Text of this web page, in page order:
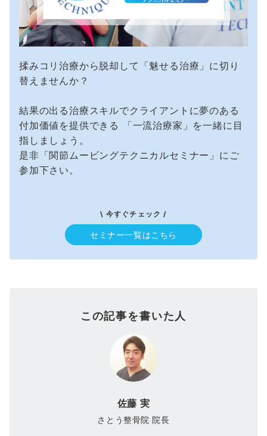
揉みコリ治療から脱却して「魅せる治療」に切り
替えませんか？
結果の出る治療スキルでクライアントに夢のある
付加価値を提供できる 「一流治療家」を一緒に目
指しましょう。
是非「関節ムービングテクニカルセミナー」にご
参加下さい。
\ 今すぐチェック /
セミナー一覧はこちら
この記事を書いた人
佐藤 実
さとう整骨院 院長